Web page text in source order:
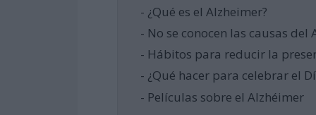
- ¿Qué es el Alzheimer?
- No se conocen las causas del
- Hábitos para reducir la
- ¿Qué hacer para celebrar el
- Películas sobre el Alzhéimer